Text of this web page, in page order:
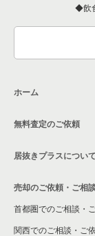
蕨市の飲食店
所沢市の飲食
川越市の飲食店
和光市の飲食店
東松山市の飲食
さいたま市北
埼玉県のその他
飲
ホーム
無料査定のご依頼
居抜きプラスについて
売却のご依頼・ご相
首都圏でのご相談・
関西でのご相談・ご